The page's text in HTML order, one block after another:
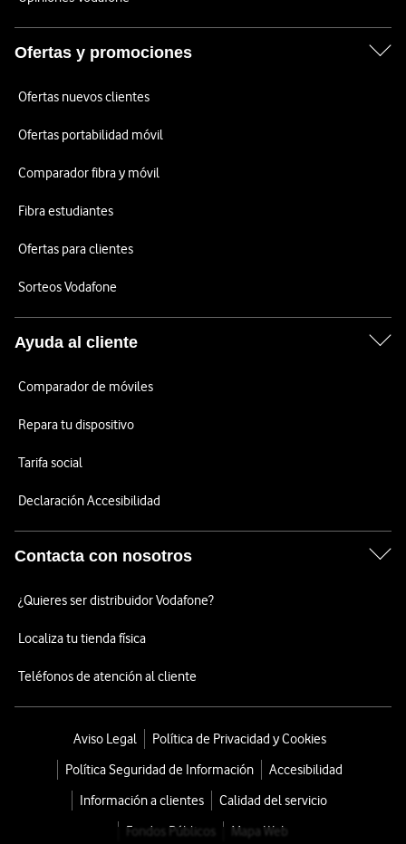
Ofertas y promociones
Ofertas nuevos clientes
Ofertas portabilidad móvil
Comparador fibra y móvil
Fibra estudiantes
Ofertas para clientes
Sorteos Vodafone
Ayuda al cliente
Comparador de móviles
Repara tu dispositivo
Tarifa social
Declaración Accesibilidad
Contacta con nosotros
¿Quieres ser distribuidor Vodafone?
Localiza tu tienda física
Teléfonos de atención al cliente
Aviso Legal
Política de Privacidad y Cookies
Política Seguridad de Información
Accesibilidad
Información a clientes
Calidad del servicio
Fondos Públicos
Mapa Web